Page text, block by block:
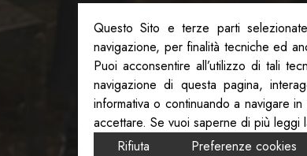
Questo Sito e terze parti
navigazione, per finalità tecniche ed
Puoi acconsentire all’utilizzo di tali
navigazione di questa pagina,
informativa o continuando a navigare
accettare. Se vuoi saperne di più leggi
Rifiuta
Preferenze cookies